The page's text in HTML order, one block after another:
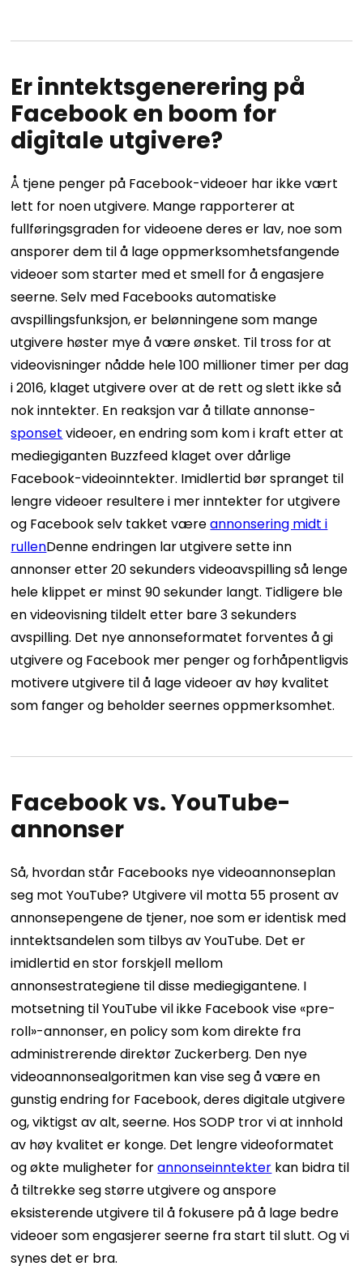
Er inntektsgenerering på
Facebook en boom for
digitale utgivere?
Å tjene penger på Facebook-videoer har ikke vært
lett for noen utgivere. Mange rapporterer at
fullføringsgraden for videoene deres er lav, noe som
ansporer dem til å lage oppmerksomhetsfangende
videoer som starter med et smell for å engasjere
seerne. Selv med Facebooks automatiske
avspillingsfunksjon, er belønningene som mange
utgivere høster mye å være ønsket. Til tross for at
videovisninger nådde hele 100 millioner timer per dag
i 2016, klaget utgivere over at de rett og slett ikke så
nok inntekter. En reaksjon var å tillate annonse-
sponset videoer, en endring som kom i kraft etter at
mediegiganten Buzzfeed klaget over dårlige
Facebook-videoinntekter. Imidlertid bør spranget til
lengre videoer resultere i mer inntekter for utgivere
og Facebook selv takket væreannonsering midt i
rullenDenne endringen lar utgivere sette inn
annonser etter 20 sekunders videoavspilling så lenge
hele klippet er minst 90 sekunder langt. Tidligere ble
en videovisning tildelt etter bare 3 sekunders
avspilling. Det nye annonseformatet forventes å gi
utgivere og Facebook mer penger og forhåpentligvis
motivere utgivere til å lage videoer av høy kvalitet
som fanger og beholder seernes oppmerksomhet.
Facebook vs. YouTube-
annonser
Så, hvordan står Facebooks nye videoannonseplan
seg mot YouTube? Utgivere vil motta 55 prosent av
annonsepengene de tjener, noe som er identisk med
inntektsandelen som tilbys av YouTube. Det er
imidlertid en stor forskjell mellom
annonsestrategiene til disse mediegigantene. I
motsetning til YouTube vil ikke Facebook vise «pre-
roll»-annonser, en policy som kom direkte fra
administrerende direktør Zuckerberg. Den nye
videoannonsealgoritmen kan vise seg å være en
gunstig endring for Facebook, deres digitale utgivere
og, viktigst av alt, seerne. Hos SODP tror vi at innhold
av høy kvalitet er konge. Det lengre videoformatet
og økte muligheter forannonseinntekter kan bidra til
å tiltrekke seg større utgivere og anspore
eksisterende utgivere til å fokusere på å lage bedre
videoer som engasjerer seerne fra start til slutt. Og vi
synes det er bra.